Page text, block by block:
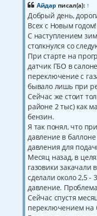
Айдар писал(а): ↑
Добрый день,
Всех с Новым
С наступлением
столкнулся со
При старте на
датчик ГБО в
переключение с
бывало лишь при
Сейчас же стоит
районе 2 тыс) как
бензин.
Я так понял, что
давление в
давления для
Месяц назад, в
газовики закачали
сделали около 2,5 -
давление.
Сейчас спустя
переключением на